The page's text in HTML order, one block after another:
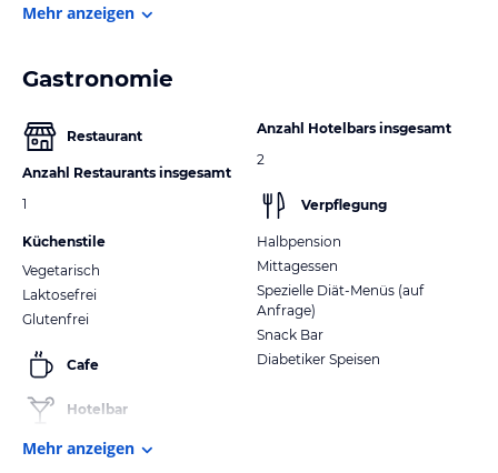
Mehr anzeigen
Gastronomie
Restaurant
Anzahl Restaurants insgesamt
1
Küchenstile
Vegetarisch
Laktosefrei
Glutenfrei
Cafe
Hotelbar
Anzahl Hotelbars insgesamt
2
Verpflegung
Halbpension
Mittagessen
Spezielle Diät-Menüs (auf
Anfrage)
Snack Bar
Diabetiker Speisen
Mehr anzeigen